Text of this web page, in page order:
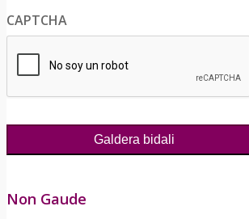
CAPTCHA
Non Gaude